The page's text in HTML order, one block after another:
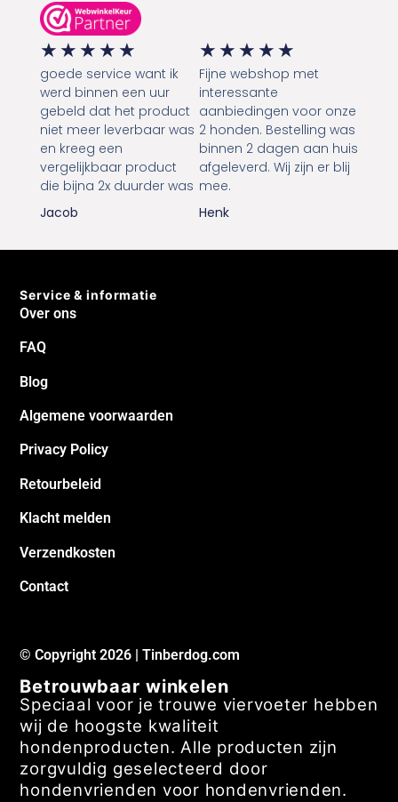
★ ★ ★ ★ ★
goede service want ik
werd binnen een uur
gebeld dat het product
niet meer leverbaar was
en kreeg een
vergelijkbaar product
die bijna 2x duurder was
Jacob
★ ★ ★ ★ ★
Fijne webshop met
interessante
aanbiedingen voor onze
2 honden. Bestelling was
binnen 2 dagen aan huis
afgeleverd. Wij zijn er blij
mee.
Henk
Service & informatie
Over ons
FAQ
Blog
Algemene voorwaarden
Privacy Policy
Retourbeleid
Klacht melden
Verzendkosten
Contact
© Copyright 2026 | Tinberdog.com
Betrouwbaar winkelen
Speciaal voor je trouwe viervoeter hebben
wij de hoogste kwaliteit
hondenproducten. Alle producten zijn
zorgvuldig geselecteerd door
hondenvrienden voor hondenvrienden.